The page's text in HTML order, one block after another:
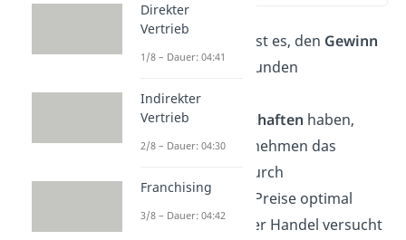
Das primäre Ziel ist es, den Gewinn
zu steigern. Da Kunden
unterschiedliche
Zahlungsbereitschaften haben,
versuchen Unternehmen das
Marktpotential durch
unterschiedliche Preise optimal
abzuschöpfen. Der Handel versucht
Direkter
Vertrieb
1/8 – Dauer: 04:41
Indirekter
Vertrieb
2/8 – Dauer: 04:30
Franchising
3/8 – Dauer: 04:42